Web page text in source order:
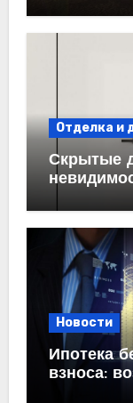
Отделка и
Скрытые
Новости
Ипотека
взноса: